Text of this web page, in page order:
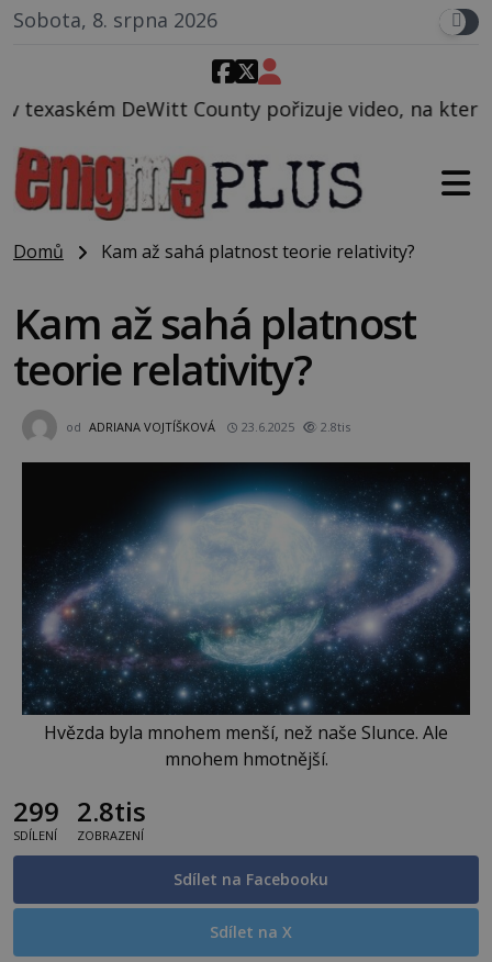
Sobota, 8. srpna 2026
pořizuje video, na kterém před jeho vozem
Domů Kam až sahá platnost teorie relativity?
Kam až sahá platnost
teorie relativity?
od ADRIANA VOJTÍŠKOVÁ 23.6.2025 2.8tis
Hvězda byla mnohem menší, než naše Slunce. Ale
mnohem hmotnější.
299
SDÍLENÍ
2.8tis
ZOBRAZENÍ
Sdílet na Facebooku
Sdílet na X